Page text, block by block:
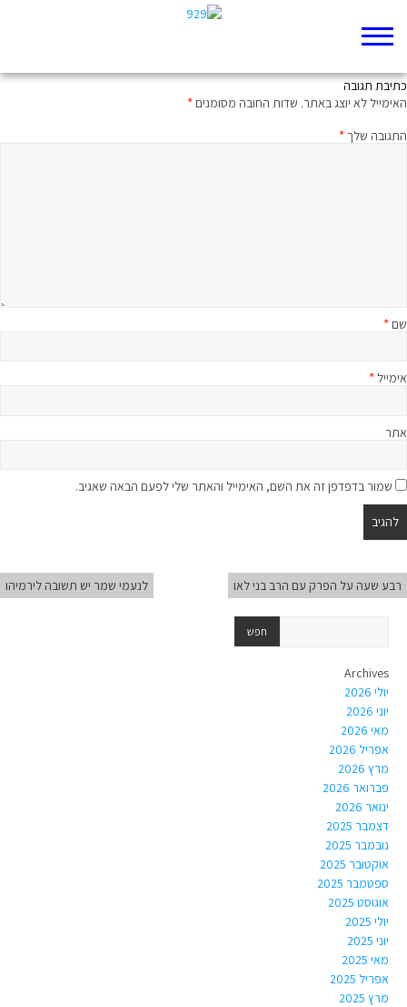
כתיבת תגובה
האימייל לא יוצג באתר. שדות החובה מסומנים*
התגובה שלך*
שם*
אימייל *
אתר
שמור בדפדפן זה את השם, האימייל והאתר שלי לפעם הבאה שאגיב.
רבע שעה על הפרק עם הרב בני לאו לנעמי שמר יש תשובה לירמיהו
Archives
יולי 2026
יוני 2026
מאי 2026
אפריל 2026
מרץ 2026
פברואר 2026
ינואר 2026
דצמבר 2025
נובמבר 2025
אוקטובר 2025
ספטמבר 2025
אוגוסט 2025
יולי 2025
יוני 2025
מאי 2025
אפריל 2025
מרץ 2025